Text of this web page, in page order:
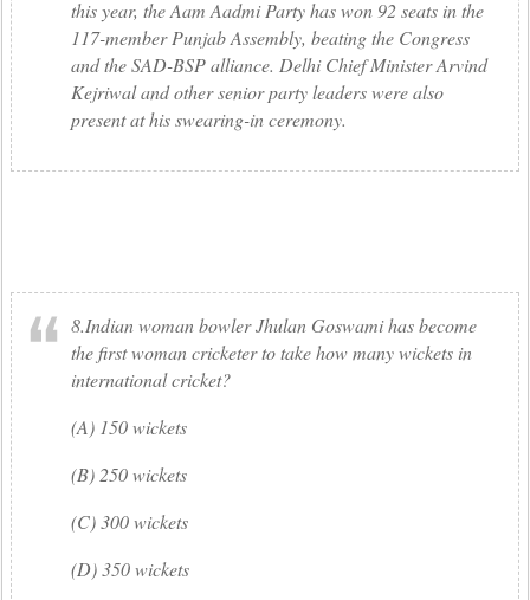
this year, the Aam Aadmi Party has won 92 seats in the
117-member Punjab Assembly, beating the Congress
and the SAD-BSP alliance. Delhi Chief Minister Arvind
Kejriwal and other senior party leaders were also
present at his swearing-in ceremony.
8.Indian woman bowler Jhulan Goswami has become
the first woman cricketer to take how many wickets in
international cricket?
(A) 150 wickets
(B) 250 wickets
(C) 300 wickets
(D) 350 wickets